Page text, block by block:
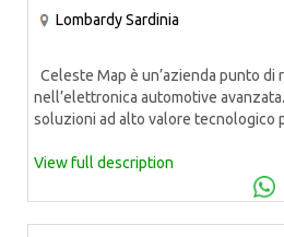
LombardySardinia
Celeste Map è un’azienda punto di
nell’elettronica automotive
soluzioni ad alto valore tecnologico
View full description